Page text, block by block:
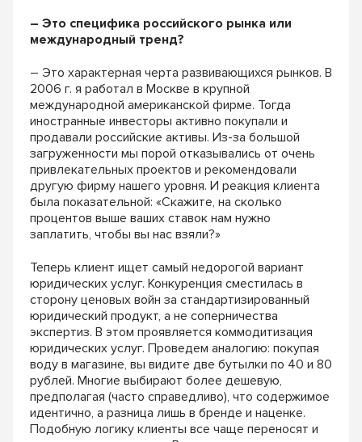
– Это специфика российского рынка или
международный тренд?
– Это характерная черта развивающихся рынков. В
2006 г. я работал в Москве в крупной
международной американской фирме. Тогда
иностранные инвесторы активно покупали и
продавали российские активы. Из-за большой
загруженности мы порой отказывались от очень
привлекательных проектов и рекомендовали
другую фирму нашего уровня. И реакция клиента
была показательной: «Скажите, на сколько
процентов выше ваших ставок нам нужно
заплатить, чтобы вы нас взяли?»
Теперь клиент ищет самый недорогой вариант
юридических услуг. Конкуренция сместилась в
сторону ценовых войн за стандартизированный
юридический продукт, а не соперничества
экспертиз. В этом проявляется коммодитизация
юридических услуг. Проведем аналогию: покупая
воду в магазине, вы видите две бутылки по 40 и 80
рублей. Многие выбирают более дешевую,
предполагая (часто справедливо), что содержимое
идентично, а разница лишь в бренде и наценке.
Подобную логику клиенты все чаще переносят и